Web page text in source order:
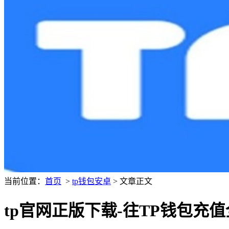
当前位置： 首页 > tp钱包安卓 > 文章正文
tp官网正版下载-往TP钱包充